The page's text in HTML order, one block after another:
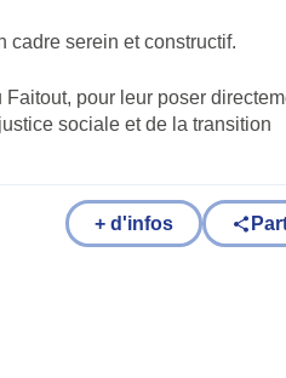
cadre serein et constructif.
pour leur poser
sociale et de la transition
+ d'infos